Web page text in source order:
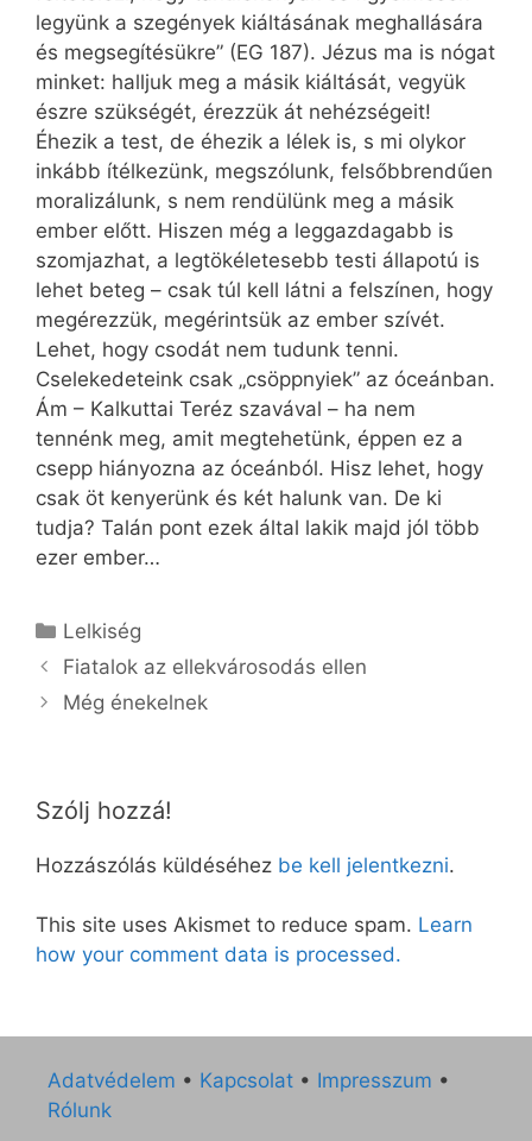
legyünk a szegények kiáltásának meghallására
és megsegítésükre” (EG 187). Jézus ma is nógat
minket: halljuk meg a másik kiáltását, vegyük
észre szükségét, érezzük át nehézségeit!
Éhezik a test, de éhezik a lélek is, s mi olykor
inkább ítélkezünk, megszólunk, felsőbbrendűen
moralizálunk, s nem rendülünk meg a másik
ember előtt. Hiszen még a leggazdagabb is
szomjazhat, a legtökéletesebb testi állapotú is
lehet beteg – csak túl kell látni a felszínen, hogy
megérezzük, megérintsük az ember szívét.
Lehet, hogy csodát nem tudunk tenni.
Cselekedeteink csak „csöppnyiek” az óceánban.
Ám – Kalkuttai Teréz szavával – ha nem
tennénk meg, amit megtehetünk, éppen ez a
csepp hiányozna az óceánból. Hisz lehet, hogy
csak öt kenyerünk és két halunk van. De ki
tudja? Talán pont ezek által lakik majd jól több
ezer ember…
Kategória
Lelkiség
Fiatalok az ellekvárosodás ellen
Még énekelnek
Szólj hozzá!
Hozzászólás küldéséhez be kell jelentkezni.
This site uses Akismet to reduce spam. Learn
how your comment data is processed.
Adatvédelem • Kapcsolat • Impresszum •
Rólunk